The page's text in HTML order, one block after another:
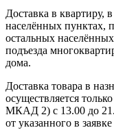
Доставка в квартиру,
населённых пунктах,
остальных
подъезда
дома.
Доставка товара в
осуществляется
МКАД 2) с 13.00 до
от указанного в